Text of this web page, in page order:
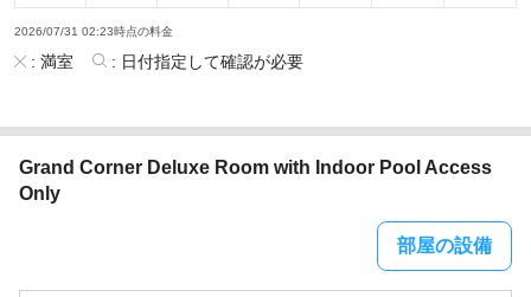
2026/07/31 02:23時点の料金
: 満室 : 日付指定して確認が必要
Grand Corner Deluxe Room with Indoor Pool Access
Only
部屋の設備